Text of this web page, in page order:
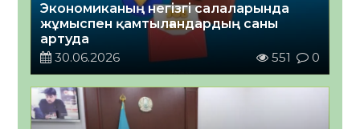
Экономиканың негізгі салаларында
жұмыспен қамтылғандардың саны
артуда
30.06.2026
551 0